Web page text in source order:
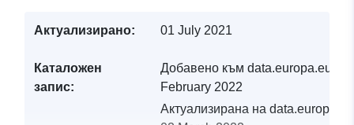
Актуализирано: 01 July 2021
Каталожен
запис:
Добавено към data.europa.eu:
February 2022
Актуализирана на